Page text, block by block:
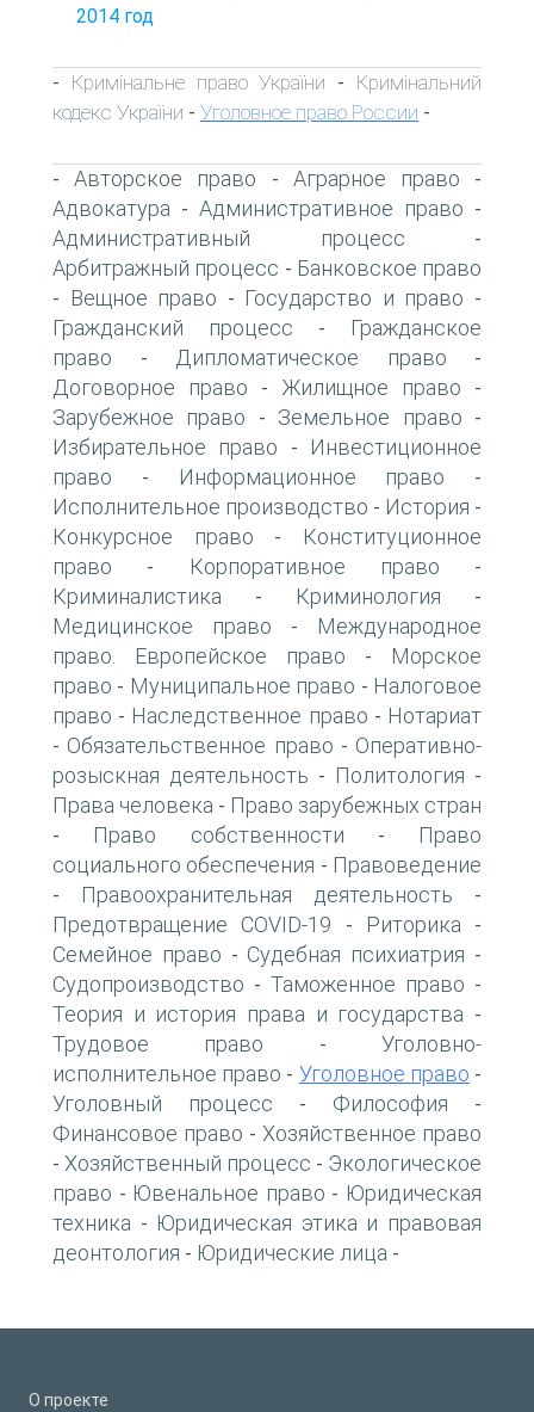
2014 год
- Кримінальне право України - Кримінальний
кодекс України - Уголовное право России -
-Авторское право - Аграрное право -
Адвокатура - Административное право -
Административный процесс -
Арбитражный процесс - Банковское право
- Вещное право - Государство и право -
Гражданский процесс -
Гражданское
право - Дипломатическое право -
Договорное право - Жилищное право -
Зарубежное право - Земельное право -
Избирательное право -
Инвестиционное
право - Информационное право -
Исполнительное производство - История -
Конкурсное право -
Конституционное
право - Корпоративное право -
Криминалистика - Криминология -
Медицинское право -
Международное
право. Европейское право -
Морское
право - Муниципальное право - Налоговое
право - Наследственное право - Нотариат
- Обязательственное право - Оперативно-
розыскная деятельность - Политология -
Права человека - Право зарубежных стран
- Право собственности -
Право
социального обеспечения - Правоведение
- Правоохранительная деятельность -
Предотвращение COVID-19 - Риторика -
Семейное право - Судебная психиатрия -
Судопроизводство - Таможенное право -
Теория и история права и государства -
Трудовое право -Уголовно-
исполнительное право - Уголовное право -
Уголовный процесс - Философия -
Финансовое право - Хозяйственное право
- Хозяйственный процесс - Экологическое
право - Ювенальное право - Юридическая
техника - Юридическая этика и правовая
деонтология - Юридические лица -
О проекте